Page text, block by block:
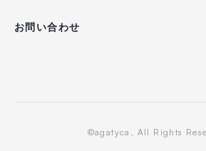
お問い合わせ
©agatyca. All Rights